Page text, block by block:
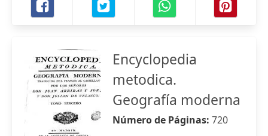
Encyclopedia
metodica.
Geografía moderna
Número de Páginas: 720